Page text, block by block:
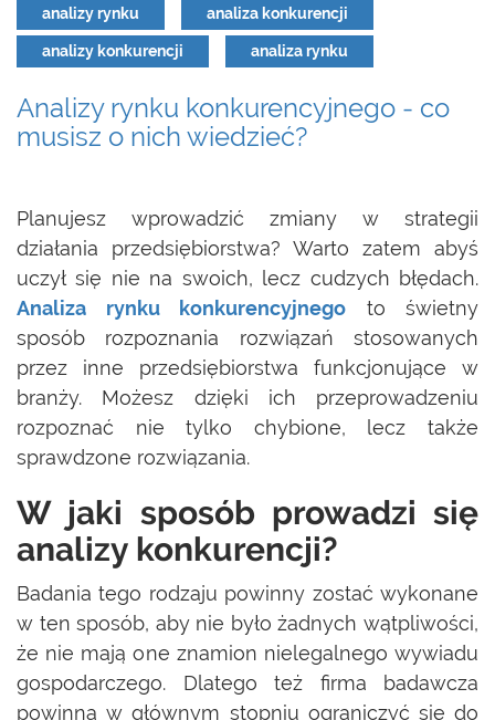
analizy rynku analiza konkurencji
analizy konkurencji analiza rynku
Analizy rynku konkurencyjnego - co
musisz o nich wiedzieć?
Planujesz wprowadzić zmiany w strategii
działania przedsiębiorstwa? Warto zatem abyś
uczył się nie na swoich, lecz cudzych błędach.
Analiza rynku konkurencyjnego to świetny
sposób rozpoznania rozwiązań stosowanych
przez inne przedsiębiorstwa funkcjonujące w
branży. Możesz dzięki ich przeprowadzeniu
rozpoznać nie tylko chybione, lecz także
sprawdzone rozwiązania.
W jaki sposób prowadzi się
analizy konkurencji?
Badania tego rodzaju powinny zostać wykonane
w ten sposób, aby nie było żadnych wątpliwości,
że nie mają one znamion nielegalnego wywiadu
gospodarczego. Dlatego też firma badawcza
powinna w głównym stopniu ograniczyć się do